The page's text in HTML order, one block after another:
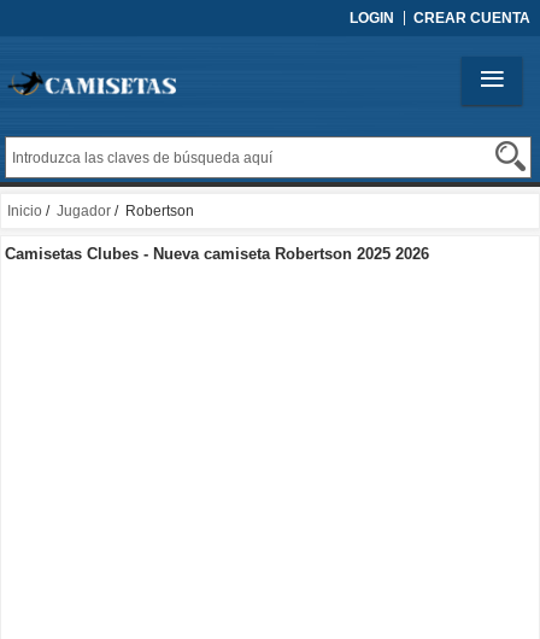
LOGIN CREAR CUENTA
Inicio / Jugador / Robertson
Camisetas Clubes - Nueva camiseta Robertson 2025 2026